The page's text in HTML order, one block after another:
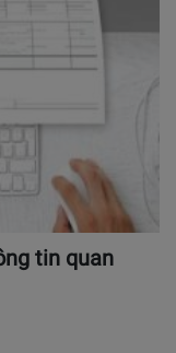
tin quan